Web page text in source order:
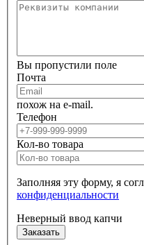
Вы пропустили поле
Почта
похож на e-mail.
Телефон
Кол-во товара
Заполняя эту форму, я
конфиденциальности
Неверный ввод капчи
Заказать